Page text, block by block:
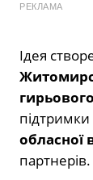
РЕКЛАМА
Ідея
підтримки
обласної
партнерів.